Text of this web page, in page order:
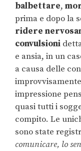
balbettare,
prima e dopo la
ridere
convulsioni
e ansia, in un
a causa delle
impressione
quasi tutti i
compito. Le
sono state
comunicare, lo